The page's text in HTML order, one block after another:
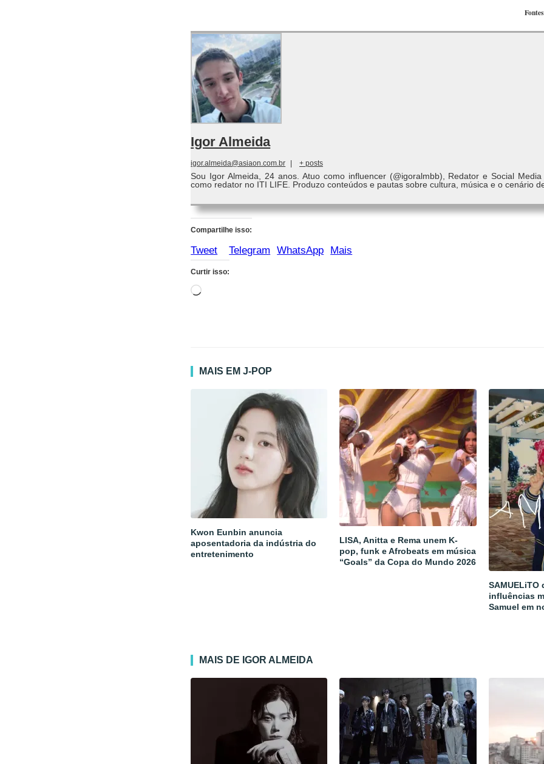
Igor Almeida
igor.almeida@asiaon.com.br | + posts
Sou Igor Almeida, 24 anos. Atuo como influencer (@igoralmbb), Redator e Social
como redator no ITI LIFE. Produzo conteúdos e pautas sobre cultura, música e o cenário
Compartilhe isso:
Tweet Telegram WhatsApp Mais
Curtir isso:
Carregando...
MAIS EM J-POP
Kwon Eunbin anuncia
aposentadoria da indústria do
entretenimento
LISA, Anitta e Rema unem K-
pop, funk e Afrobeats em música
“Goals” da Copa do Mundo 2026
SAMUELiTO
influências
Samuel em
MAIS DE IGOR ALMEIDA